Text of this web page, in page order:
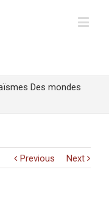
Des mondes
Previous Next